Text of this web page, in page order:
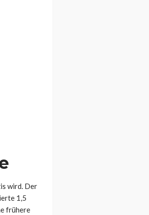
wird. Der
1,5
frühere